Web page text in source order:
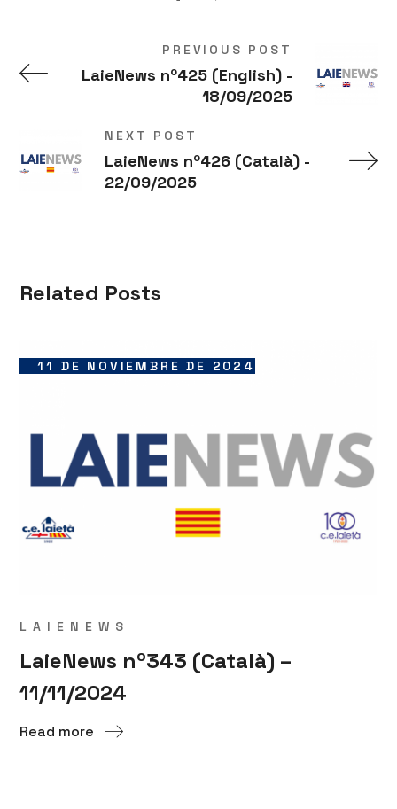
PREVIOUS POST
LaieNews nº425 (English) -
18/09/2025
NEXT POST
LaieNews nº426 (Català) -
22/09/2025
Related Posts
11 DE NOVIEMBRE DE 2024
LAIENEWS
LaieNews nº343 (Català) –
11/11/2024
Read more